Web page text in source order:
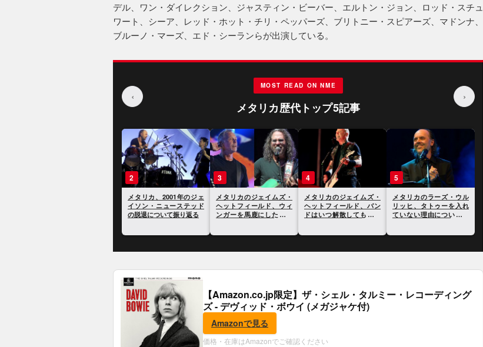
デル、ワン・ダイレクション、ジャスティン・ビーバー、エルトン・ジョン、ロッド・スチュ
ワート、シーア、レッド・ホット・チリ・ペッパーズ、ブリトニー・スピアーズ、マドンナ、
ブルーノ・マーズ、エド・シーランらが出演している。
‹
MOST READ ON NME
メタリカ歴代トップ5記事
›
1
メタリカ、カヴァー・バ
ンドへの失礼な振る舞い
に謝罪し、弁護士をクビ
2
メタリカ、2001年のジェ
イソン・ニューステッド
の脱退について振り返る
3
メタリカのジェイムズ・
ヘットフィールド、ウィ
ンガーを馬鹿にしたこと
4
メタリカのジェイムズ・
ヘットフィールド、バン
ドはいつ解散してもおか
【Amazon.co.jp限定】ザ・シェル・タルミー・レコーディング
ズ - デヴィッド・ボウイ (メガジャケ付)
Amazonで見る
価格・在庫はAmazonでご確認ください